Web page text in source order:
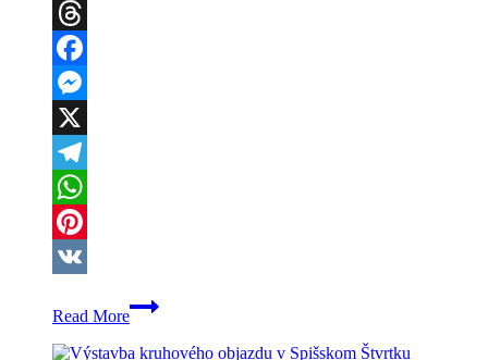
Threads
Facebook
Messenger
X
Telegram
WhatsApp
Pinterest
Read More
Kropenie
ulíc